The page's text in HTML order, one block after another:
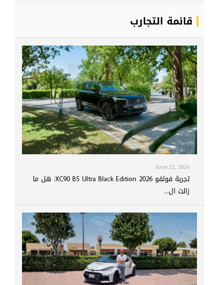
قائمة التجارب
June 22, 2026
تجربة فولفو XC90 B5 Ultra Black Edition 2026: هل ما
زالت ال...